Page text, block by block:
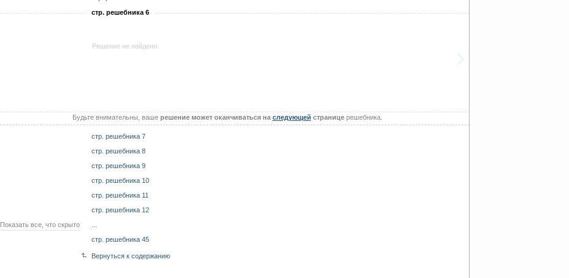
стр. решебника 6
Решение не найдено.
Будьте внимательны, ваше решение может оканчиваться на следующей страницерешебника.
стр. решебника 7
стр. решебника 8
стр. решебника 9
стр. решебника 10
стр. решебника 11
стр. решебника 12
Показать все, что скрыто
стр. решебника 45
Вернуться к содержанию